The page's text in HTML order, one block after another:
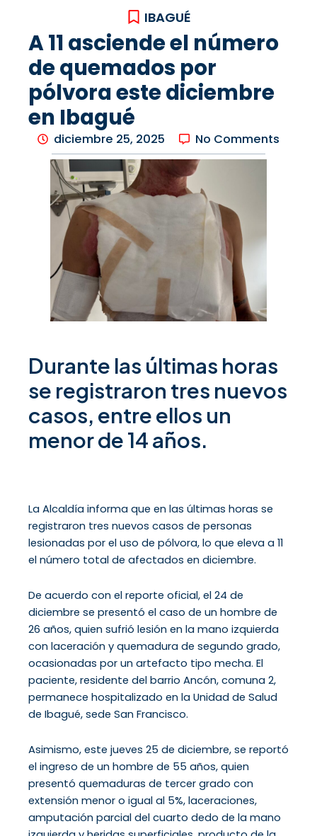
IBAGUÉ
A 11 asciende el número
de quemados por
pólvora este diciembre
en Ibagué
diciembre 25, 2025 No Comments
Durante las últimas horas
se registraron tres nuevos
casos, entre ellos un
menor de 14 años.
La Alcaldía informa que en las últimas horas se
registraron tres nuevos casos de personas
lesionadas por el uso de pólvora, lo que eleva a 11
el número total de afectados en diciembre.
De acuerdo con el reporte oficial, el 24 de
diciembre se presentó el caso de un hombre de
26 años, quien sufrió lesión en la mano izquierda
con laceración y quemadura de segundo grado,
ocasionadas por un artefacto tipo mecha. El
paciente, residente del barrio Ancón, comuna 2,
permanece hospitalizado en la Unidad de Salud
de Ibagué, sede San Francisco.
Asimismo, este jueves 25 de diciembre, se reportó
el ingreso de un hombre de 55 años, quien
presentó quemaduras de tercer grado con
extensión menor o igual al 5%, laceraciones,
amputación parcial del cuarto dedo de la mano